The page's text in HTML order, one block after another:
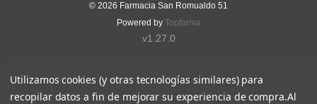
© 2026 Farmacia San Romualdo 51
Powered by Topfarma
v1.27.0
Utilizamos cookies (y otras tecnologías similares) para
recopilar datos a fin de mejorar su experiencia de compra.Al